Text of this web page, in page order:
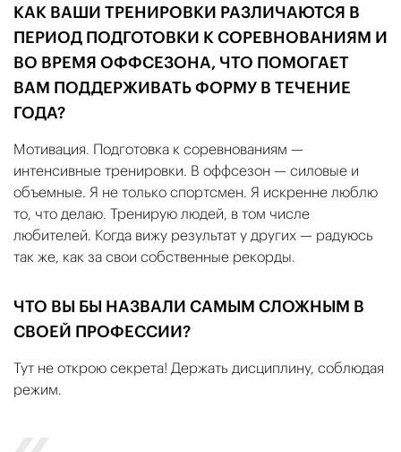
КАК ВАШИ ТРЕНИРОВКИ РАЗЛИЧАЮТСЯ В
ПЕРИОД ПОДГОТОВКИ К СОРЕВНОВАНИЯМ И
ВО ВРЕМЯ ОФФСЕЗОНА, ЧТО ПОМОГАЕТ
ВАМ ПОДДЕРЖИВАТЬ ФОРМУ В ТЕЧЕНИЕ
ГОДА?
Мотивация. Подготовка к соревнованиям —
интенсивные тренировки. В оффсезон — силовые и
объемные. Я не только спортсмен. Я искренне люблю
то, что делаю. Тренирую людей, в том числе
любителей. Когда вижу результат у других — радуюсь
так же, как за свои собственные рекорды.
ЧТО ВЫ БЫ НАЗВАЛИ САМЫМ СЛОЖНЫМ В
СВОЕЙ ПРОФЕССИИ?
Тут не открою секрета! Держать дисциплину, соблюдая
режим.